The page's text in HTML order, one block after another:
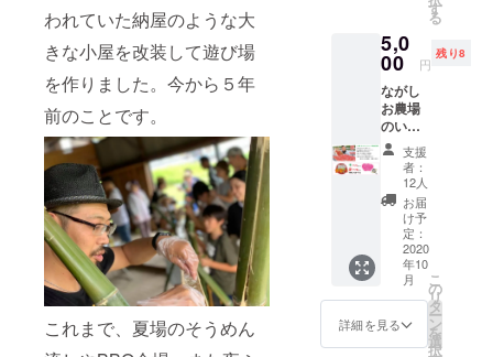
われていた納屋のような大
きな小屋を改装して遊び場
を作りました。今から５年
前のことです。
これまで、夏場のそうめん
す。 落
花生掘
りイベ
ントの
日程が
決まれ
ばご連
絡いた
しま
す。 ま
たイベ
ントの
日時に
参加で
きなく
ても個
別に対
してい
わら焼
き酒場
さんの
お食事
券3000
円分
を、限
定20
名。 使
用期限
は2021
年1月30
日ま
で。お
食事券
は額面
1000円
す
る
5,0
00 円
残り8
ながし
お農場
のいち
ご狩り
（12
月〜6
月）の
30分
コース
（ハウ
ス内食
べ放
題）小
学生以
上2名様
支援
者：
12人
お届
け予
定：
2020
年10
月
詳細を見る
こ
の
リ
タ
ー
ン
を
選
択